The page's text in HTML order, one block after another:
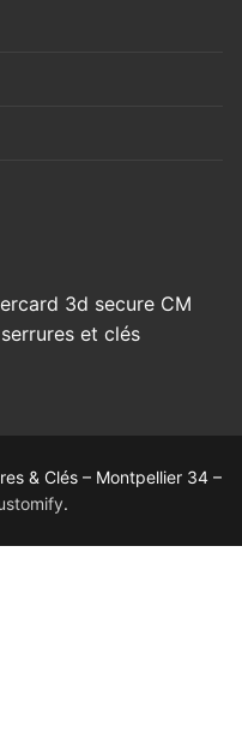
& Clés – Montpellier 34 –
.